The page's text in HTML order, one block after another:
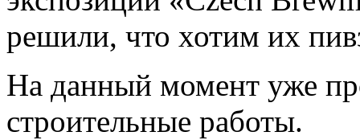
решили, что хотим их
На данный момент уже
строительные работы.